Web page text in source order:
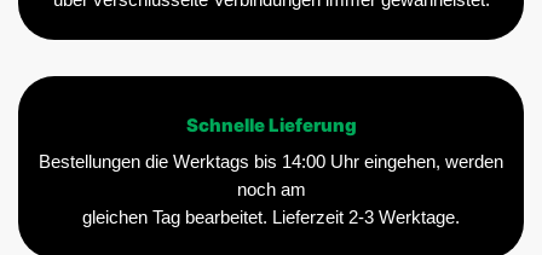
Schnelle Lieferung
Bestellungen die Werktags bis 14:00 Uhr eingehen, werden
noch am
gleichen Tag bearbeitet. Lieferzeit 2-3 Werktage.